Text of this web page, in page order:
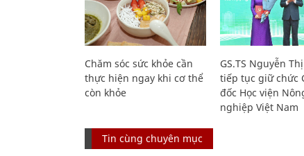
Chăm sóc sức khỏe cần
thực hiện ngay khi cơ thể
còn khỏe
GS.TS Nguyễn
tiếp tục giữ chức
đốc Học viện
nghiệp Việt Nam
Tin cùng chuyên mục